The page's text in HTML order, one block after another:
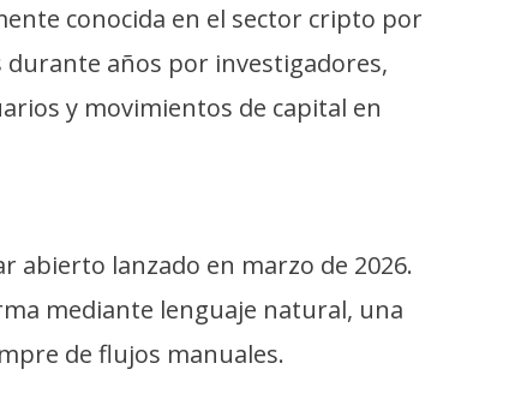
conocida en el sector cripto por
años por investigadores,
y movimientos de capital en
abierto lanzado en marzo de 2026.
mediante lenguaje natural, una
de flujos manuales.